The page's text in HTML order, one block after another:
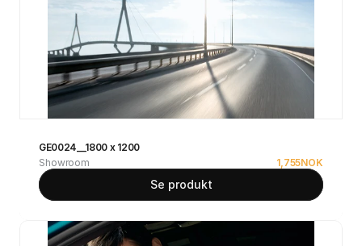
GE0024__1800 x 1200
Showroom
1,755NOK
Se produkt